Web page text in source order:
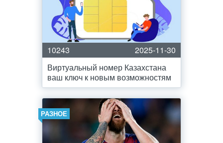
10243
2025-11-30
Виртуальный номер Казахстана
ваш ключ к новым возможностям
РАЗНОЕ